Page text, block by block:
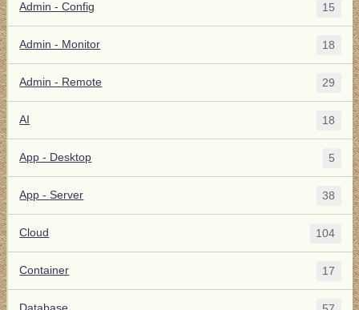
Admin - Config 15
Admin - Monitor 18
Admin - Remote 29
AI 18
App - Desktop 5
App - Server 38
Cloud 104
Container 17